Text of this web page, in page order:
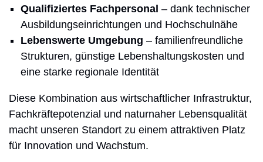
Qualifiziertes Fachpersonal – dank technischer
Ausbildungseinrichtungen und Hochschulnähe
Lebenswerte Umgebung – familienfreundliche
Strukturen, günstige Lebenshaltungskosten und
eine starke regionale Identität
Diese Kombination aus wirtschaftlicher Infrastruktur,
Fachkräftepotenzial und naturnaher Lebensqualität
macht unseren Standort zu einem attraktiven Platz
für Innovation und Wachstum.